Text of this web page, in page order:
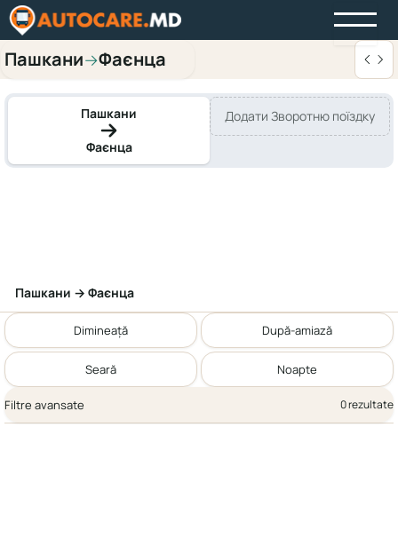
Пашкани→Фаєнца
Пашкани
Фаєнца
Додати Зворотню поїздку
Пашкани → Фаєнца
Dimineață După-amiază
Seară Noapte
Filtre avansate 0 rezultate